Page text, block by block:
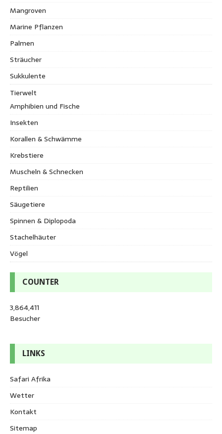
Mangroven
Marine Pflanzen
Palmen
Sträucher
Sukkulente
Tierwelt
Amphibien und Fische
Insekten
Korallen & Schwämme
Krebstiere
Muscheln & Schnecken
Reptilien
Säugetiere
Spinnen & Diplopoda
Stachelhäuter
Vögel
COUNTER
3,864,411
Besucher
LINKS
Safari Afrika
Wetter
Kontakt
Sitemap